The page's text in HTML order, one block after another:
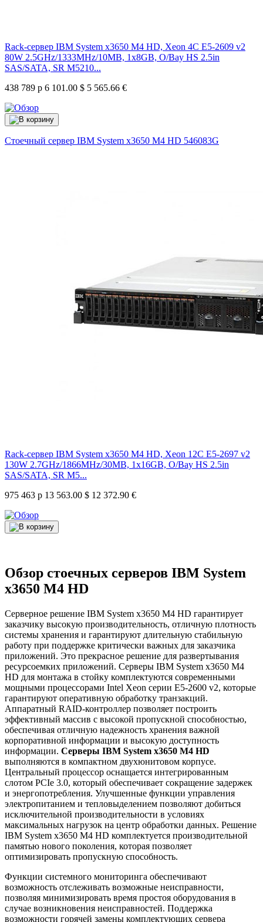
Rack-сервер IBM System x3650 M4 HD, Xeon 4C E5-2609 v2
80W 2.5GHz/1333MHz/10MB, 1x8GB, O/Bay HS 2.5in
SAS/SATA, SR M5210...
438 789 р 6 101.00 $ 5 565.66 €
Стоечный сервер IBM System x3650 M4 HD 546083G
Rack-сервер IBM System x3650 M4 HD, Xeon 12C E5-2697 v2
130W 2.7GHz/1866MHz/30MB, 1x16GB, O/Bay HS 2.5in
SAS/SATA, SR M5...
975 463 р 13 563.00 $ 12 372.90 €
Обзор стоечных серверов IBM System
x3650 M4 HD
Серверное решение IBM System x3650 M4 HD гарантирует
заказчику высокую производительность, отличную плотность
системы хранения и гарантируют длительную стабильную
работу при поддержке критически важных для заказчика
приложений. Это прекрасное решение для развертывания
ресурсоемких приложений. Серверы IBM System x3650 M4
HD для монтажа в стойку комплектуются современными
мощными процессорами Intel Xeon серии E5-2600 v2, которые
гарантируют оперативную обработку транзакций.
Аппаратный RAID-контроллер позволяет построить
эффективный массив с высокой пропускной способностью,
обеспечивая отличную надежность хранения важной
корпоративной информации и высокую доступность
информации. Серверы IBM System x3650 M4 HD
выполняются в компактном двухюнитовом корпусе.
Центральный процессор оснащается интегрированным
слотом PCIe 3.0, который обеспечивает сокращение задержек
и энергопотребления. Улучшенные функции управления
электропитанием и тепловыделением позволяют добиться
исключительной производительности в условиях
максимальных нагрузок на центр обработки данных. Решение
IBM System x3650 M4 HD комплектуется производительной
памятью нового поколения, которая позволяет
оптимизировать пропускную способность.
Функции системного мониторинга обеспечивают
возможность отслеживать возможные неисправности,
позволяя минимизировать время простоя оборудования в
случае возникновения неисправностей. Поддержка
возможности горячей замены комплектующих сервера